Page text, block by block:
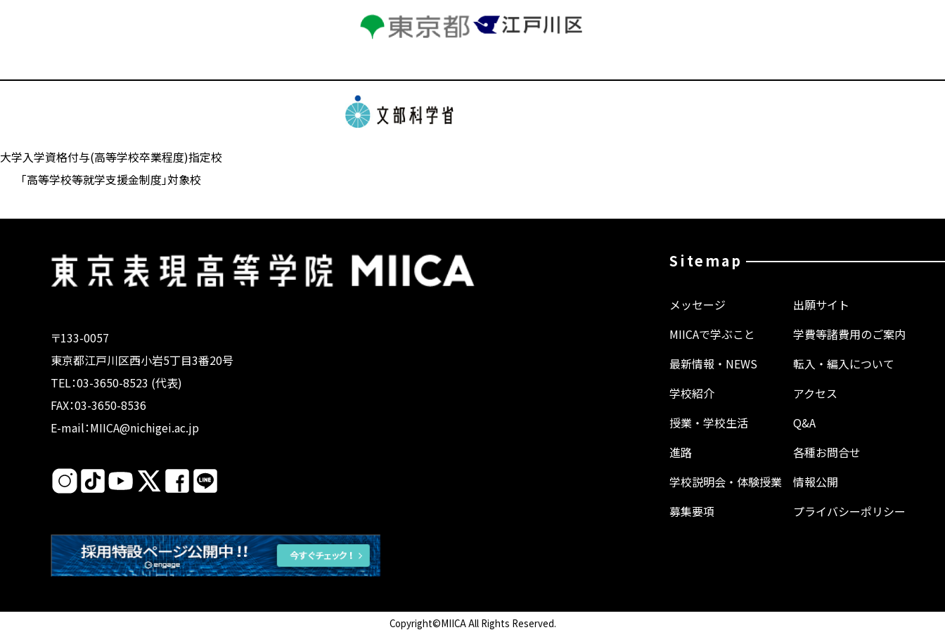
大学入学資格付与(高等学校卒業程度)指定校
「高等学校等就学支援金制度」対象校
Sitemap
メッセージ
MIICAで学ぶこと
最新情報・NEWS
学校紹介
授業・学校生活
進路
学校説明会・体験授業
募集要項
出願サイト
学費等諸費用のご案内
転入・編入について
アクセス
Q&A
各種お問合せ
情報公開
プライバシーポリシー
〒133-0057
東京都江戸川区西小岩5丁目3番20号
TEL：03-3650-8523 (代表)
FAX：03-3650-8536
E-mail：MIICA@nichigei.ac.jp
Copyright©MIICA All Rights Reserved.